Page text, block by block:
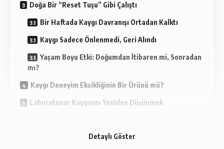
Doğa Bir “Reset Tuşu” Gibi Çalıştı
Bir Haftada Kaygı Davranışı Ortadan Kalktı
Kaygı Sadece Önlenmedi, Geri Alındı
Yaşam Boyu Etki: Doğumdan İtibaren mi, Sonradan
mı?
Kaygı Deneyim Eksikliğinin Bir Ürünü mü?
Laboratuvar Kaygısını Yeniden Düşünmek
laboratuvar fareleri, yalnızca bir hafta boyunca doğal
Detaylı Göster